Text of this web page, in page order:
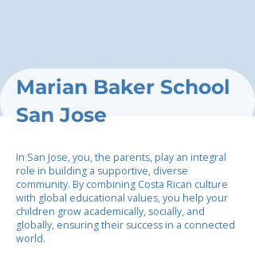
Marian Baker School
San Jose
In San Jose, you, the parents, play an integral
role in building a supportive, diverse
community. By combining Costa Rican culture
with global educational values, you help your
children grow academically, socially, and
globally, ensuring their success in a connected
world.